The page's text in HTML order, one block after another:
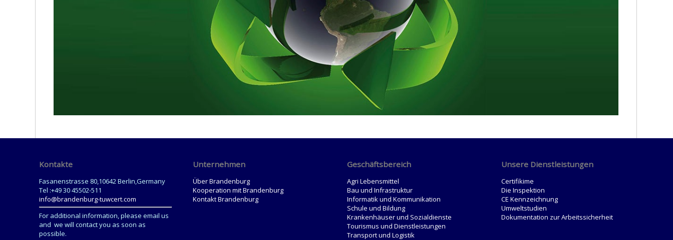
Kontakte
Fasanenstrasse 80,10642 Berlin,Germany
Tel :+49 30 45502-511
info@brandenburg-tuwcert.com
For additional information, please email us
and we will contact you as soon as
possible.
Unternehmen
Über Brandenburg
Kooperation mit Brandenburg
Kontakt Brandenburg
Geschäftsbereich
Agri Lebensmittel
Bau und Infrastruktur
Informatik und Kommunikation
Schule und Bildung
Krankenhäuser und Sozialdienste
Tourismus und Dienstleistungen
Transport und Logistik
Unsere Dienstleistungen
Certifikime
Die Inspektion
CE Kennzeichnung
Umweltstudien
Dokumentation zur Arbeitssicherheit